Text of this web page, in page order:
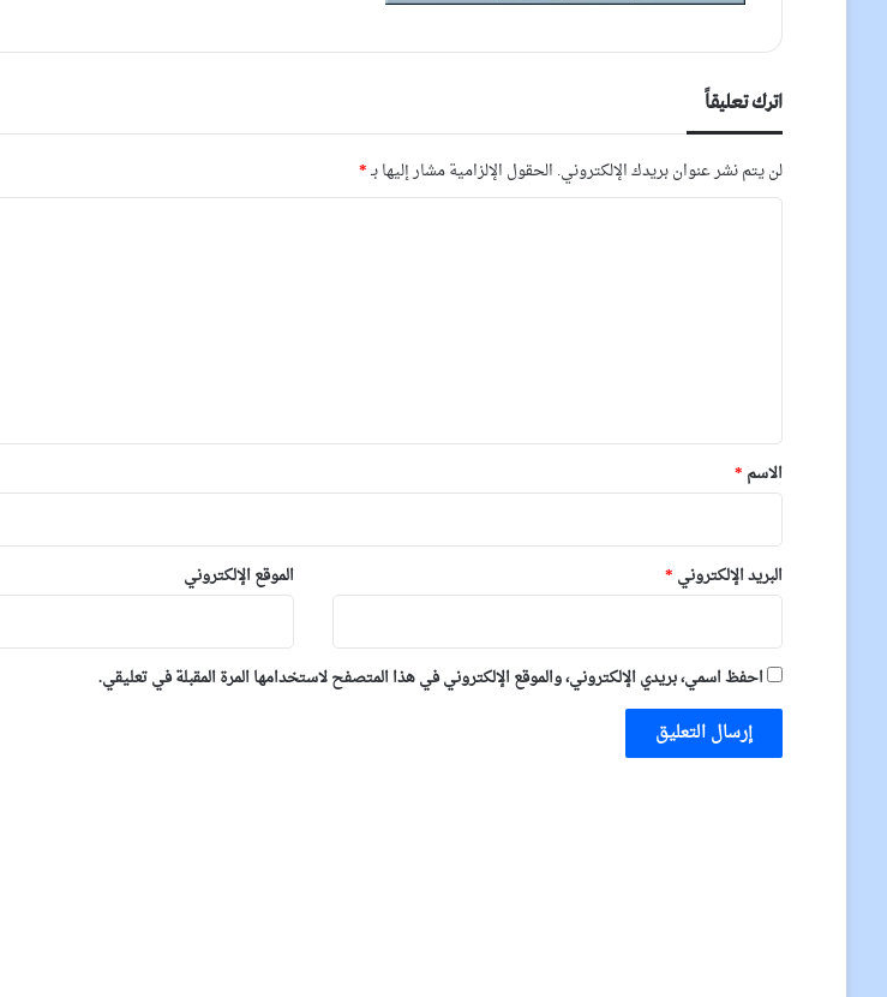
اترك تعليقاً
لن يتم نشر عنوان بريدك الإلكتروني. الحقول الإلزامية مشار إليها بـ*
*
الاسم *
البريد الإلكتروني * الموقع الإلكتروني
احفظ اسمي، بريدي الإلكتروني، والموقع الإلكتروني في هذا المتصفح لاستخدامها المرة المقبلة في تعليقي.